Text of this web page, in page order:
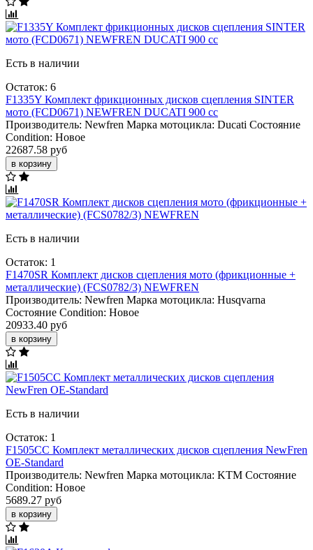
Есть в наличии
Остаток: 6
F1335Y Комплект фрикционных дисков сцепления SINTER
мото (FCD0671) NEWFREN DUCATI 900 cc
Производитель: Newfren Марка мотоцикла: Ducati Состояние
Condition: Новое
22687.58 руб
в корзину
Есть в наличии
Остаток: 1
F1470SR Комплект дисков сцепления мото (фрикционные +
металлические) (FCS0782/3) NEWFREN
Производитель: Newfren Марка мотоцикла: Husqvarna
Состояние Condition: Новое
20933.40 руб
в корзину
Есть в наличии
Остаток: 1
F1505CC Комплект металлических дисков сцепления NewFren
OE-Standard
Производитель: Newfren Марка мотоцикла: KTM Состояние
Condition: Новое
5689.27 руб
в корзину